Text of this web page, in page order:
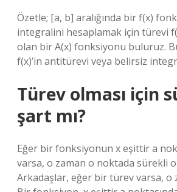
Özetle; [a, b] aralığında bir f(x)
integralini hesaplamak için türevi
olan bir A(x) fonksiyonu buluruz.
f(x)’in antitürevi veya belirsiz
Türev olması için
şart mı?
Eğer bir fonksiyonun x eşittir a
varsa, o zaman o noktada sürekli
Arkadaşlar, eğer bir türev varsa, o